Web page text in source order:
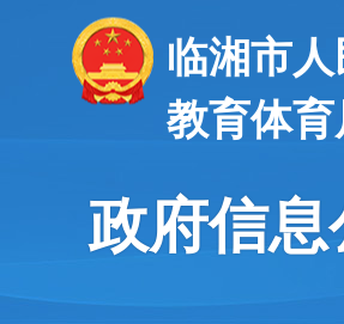
临湘市
教育体育
政府信息